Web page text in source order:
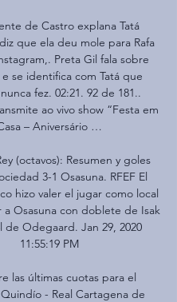
de Castro explana Tatá
que ela deu mole para Rafa
Preta Gil fala sobre
e se identifica com Tatá que
fez. 02:21. 92 de 181..
ao vivo show “Festa em
– Aniversário …
(octavos): Resumen y goles
3-1 Osasuna. RFEF El
hizo valer el jugar como local
a Osasuna con doblete de Isak
de Odegaard. Jan 29, 2020
11:55:19 PM
las últimas cuotas para el
- Real Cartagena de